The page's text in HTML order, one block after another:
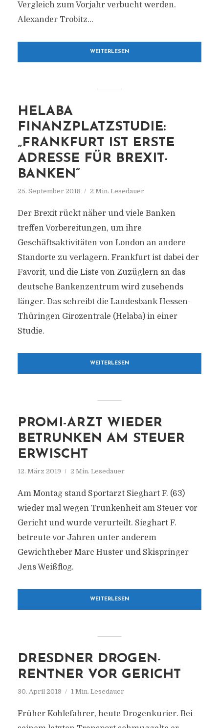
Vergleich zum Vorjahr verbucht werden.
Alexander Trobitz...
WEITERLESEN
HELABA
FINANZPLATZSTUDIE:
„FRANKFURT IST ERSTE
ADRESSE FÜR BREXIT-
BANKEN“
25. September 2018 2 Min. Lesedauer
Der Brexit rückt näher und viele Banken
treffen Vorbereitungen, um ihre
Geschäftsaktivitäten von London an andere
Standorte zu verlagern. Frankfurt ist dabei der
Favorit, und die Liste von Zuzüglern an das
deutsche Bankenzentrum wird zusehends
länger. Das schreibt die Landesbank Hessen-
Thüringen Girozentrale (Helaba) in einer
Studie.
WEITERLESEN
PROMI-ARZT WIEDER
BETRUNKEN AM STEUER
ERWISCHT
12. März 2019 2 Min. Lesedauer
Am Montag stand Sportarzt Sieghart F. (63)
wieder mal wegen Trunkenheit am Steuer vor
Gericht und wurde verurteilt. Sieghart F.
betreute vor Jahren unter anderem
Gewichtheber Marc Huster und Skispringer
Jens Weißflog.
WEITERLESEN
DRESDNER DROGEN-
RENTNER VOR GERICHT
30. April 2019 1 Min. Lesedauer
Früher Kohlefahrer, heute Drogenkurier. Bei